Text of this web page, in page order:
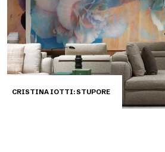
CRISTINA IOTTI: STUPORE